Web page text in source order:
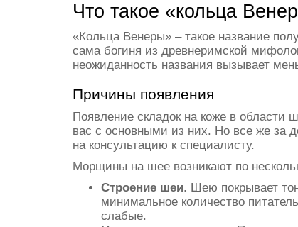
Что такое «кольца
«Кольца Венеры» – такое название
сама богиня из древнеримской
неожиданность названия вызывает
Причины появления
Появление складок на коже в
вас с основными из них. Но все же за
на консультацию к специалисту.
Морщины на шее возникают по
Строение шеи. Шею покрывает
минимальное количество
слабые.